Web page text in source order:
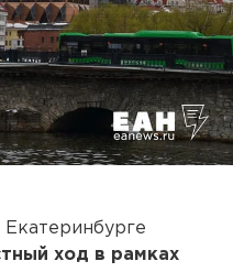
ход в рамках